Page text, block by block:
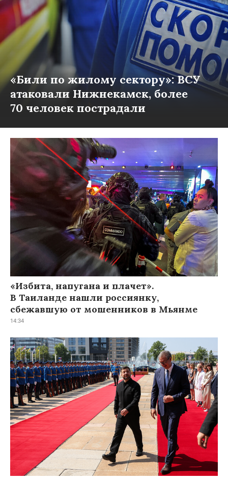
«Били по жилому сектору»: ВСУ
атаковали Нижнекамск, более
70 человек пострадали
«Избита, напугана и плачет».
В Таиланде нашли россиянку,
сбежавшую от мошенников в Мьянме
14:34